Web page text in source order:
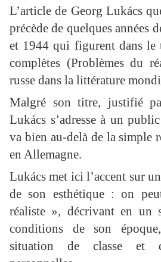
L’article de Georg Lukács
précède de quelques années
et 1944 qui figurent dans le
complètes (Problèmes du
russe dans la littérature
Malgré son titre, justifié
Lukács s’adresse à un
va bien au-delà de la simple
en Allemagne.
Lukács met ici l’accent sur
de son esthétique : on
réaliste », décrivant en un
conditions de son
situation de classe et